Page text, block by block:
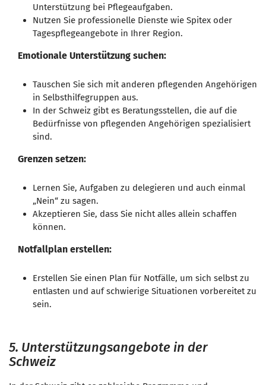
Unterstützung bei Pflegeaufgaben.
Nutzen Sie professionelle Dienste wie Spitex oder
Tagespflegeangebote in Ihrer Region.
Emotionale Unterstützung suchen:
Tauschen Sie sich mit anderen pflegenden Angehörigen
in Selbsthilfegruppen aus.
In der Schweiz gibt es Beratungsstellen, die auf die
Bedürfnisse von pflegenden Angehörigen spezialisiert
sind.
Grenzen setzen:
Lernen Sie, Aufgaben zu delegieren und auch einmal
„Nein“ zu sagen.
Akzeptieren Sie, dass Sie nicht alles allein schaffen
können.
Notfallplan erstellen:
Erstellen Sie einen Plan für Notfälle, um sich selbst zu
entlasten und auf schwierige Situationen vorbereitet zu
sein.
5. Unterstützungsangebote in der
Schweiz